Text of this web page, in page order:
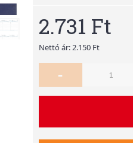
2.731 Ft
Nettó ár: 2.150 Ft
-